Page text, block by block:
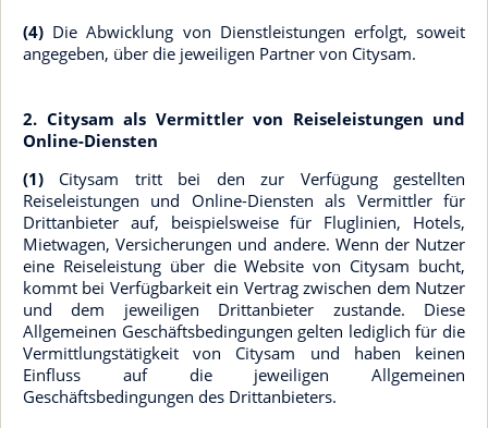
(4) Die Abwicklung von Dienstleistungen erfolgt, soweit
angegeben, über die jeweiligen Partner von Citysam.
2. Citysam als Vermittler von Reiseleistungen und
Online-Diensten
(1) Citysam tritt bei den zur Verfügung gestellten
Reiseleistungen und Online-Diensten als Vermittler für
Drittanbieter auf, beispielsweise für Fluglinien, Hotels,
Mietwagen, Versicherungen und andere. Wenn der Nutzer
eine Reiseleistung über die Website von Citysam bucht,
kommt bei Verfügbarkeit ein Vertrag zwischen dem Nutzer
und dem jeweiligen Drittanbieter zustande. Diese
Allgemeinen Geschäftsbedingungen gelten lediglich für die
Vermittlungstätigkeit von Citysam und haben keinen
Einfluss auf die jeweiligen Allgemeinen
Geschäftsbedingungen des Drittanbieters.